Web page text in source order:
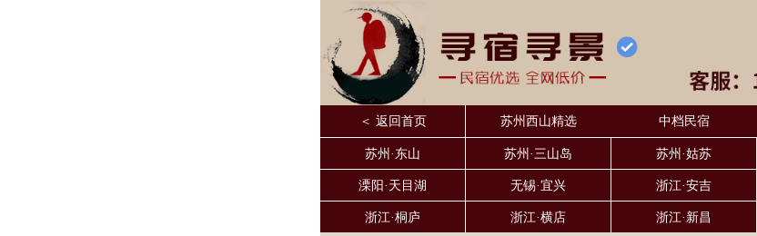
＜ 返回首页 苏州西山精选 中档民宿
苏州·东山 苏州·三山岛 苏州·姑苏
溧阳·天目湖 无锡·宜兴 浙江·安吉
浙江·桐庐 浙江·横店 浙江·新昌